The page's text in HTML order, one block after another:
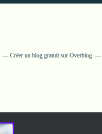
Créer un blog gratuit sur Overblog